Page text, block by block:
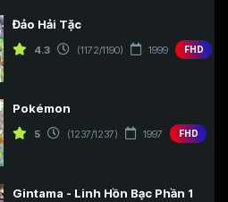
Đảo Hải Tặc
4.3 (1172/1190) 1999 FHD
Pokémon
5 (1237/1237) 1997 FHD
Gintama - Linh Hồn Bạc Phần 1